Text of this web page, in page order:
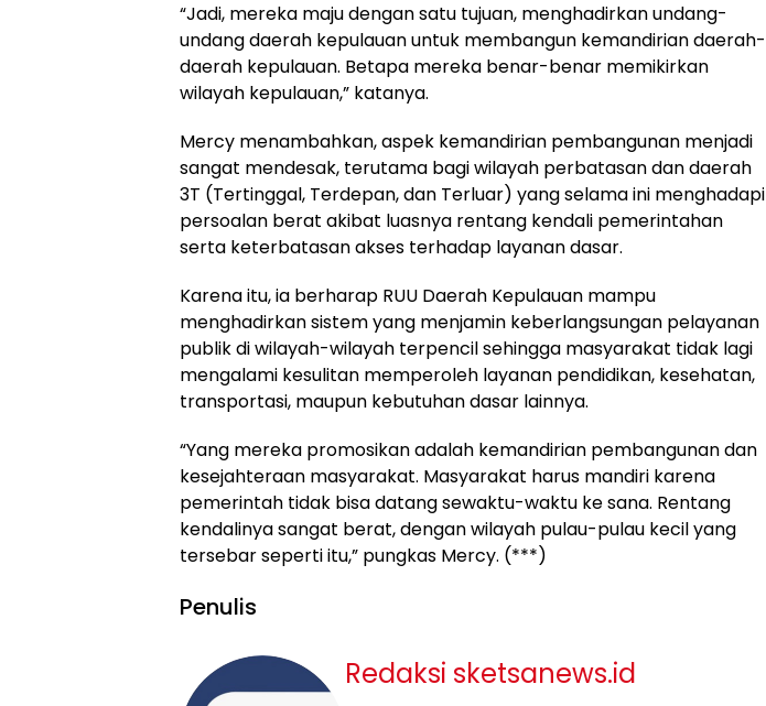
“Jadi, mereka maju dengan satu tujuan, menghadirkan undang-
undang daerah kepulauan untuk membangun kemandirian daerah-
daerah kepulauan. Betapa mereka benar-benar memikirkan
wilayah kepulauan,” katanya.
Mercy menambahkan, aspek kemandirian pembangunan menjadi
sangat mendesak, terutama bagi wilayah perbatasan dan daerah
3T (Tertinggal, Terdepan, dan Terluar) yang selama ini menghadapi
persoalan berat akibat luasnya rentang kendali pemerintahan
serta keterbatasan akses terhadap layanan dasar.
Karena itu, ia berharap RUU Daerah Kepulauan mampu
menghadirkan sistem yang menjamin keberlangsungan pelayanan
publik di wilayah-wilayah terpencil sehingga masyarakat tidak lagi
mengalami kesulitan memperoleh layanan pendidikan, kesehatan,
transportasi, maupun kebutuhan dasar lainnya.
“Yang mereka promosikan adalah kemandirian pembangunan dan
kesejahteraan masyarakat. Masyarakat harus mandiri karena
pemerintah tidak bisa datang sewaktu-waktu ke sana. Rentang
kendalinya sangat berat, dengan wilayah pulau-pulau kecil yang
tersebar seperti itu,” pungkas Mercy. (***)
Penulis
Redaksi sketsanews.id